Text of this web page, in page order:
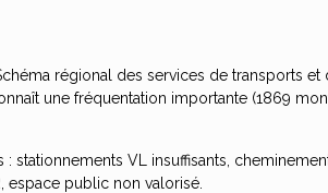
régional des services de transports
une fréquentation importante (1869
VL insuffisants,
espace public non valorisé.